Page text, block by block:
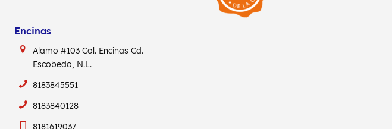
Encinas
Alamo #103Col. EncinasCd.
Escobedo, N.L.
8183845551
8183840128
8181619037